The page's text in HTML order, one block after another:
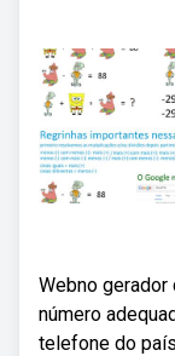
Webno
número
telefone do